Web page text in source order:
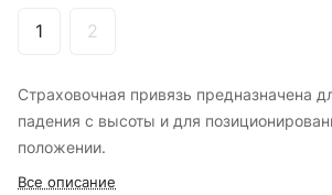
1 2
Страховочная привязь предназначена
падения с высоты и для
положении.
Все описание